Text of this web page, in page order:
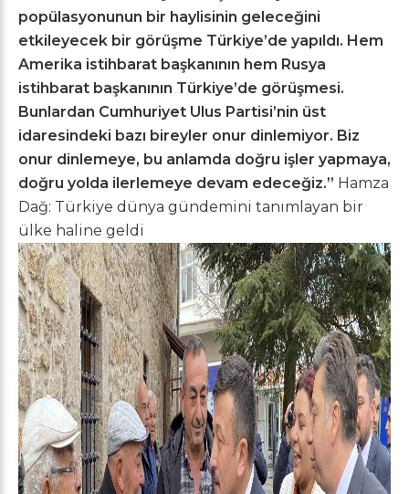
popülasyonunun bir haylisinin geleceğini
etkileyecek bir görüşme Türkiye’de yapıldı. Hem
Amerika istihbarat başkanının hem Rusya
istihbarat başkanının Türkiye’de görüşmesi.
Bunlardan Cumhuriyet Ulus Partisi’nin üst
idaresindeki bazı bireyler onur dinlemiyor. Biz
onur dinlemeye, bu anlamda doğru işler yapmaya,
doğru yolda ilerlemeye devam edeceğiz.” Hamza
Dağ: Türkiye dünya gündemini tanımlayan bir
ülke haline geldi